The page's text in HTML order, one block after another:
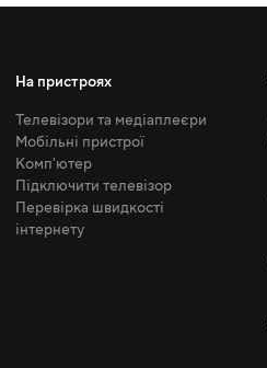
На пристроях
Телевізори та медіаплеєри
Мобільні пристрої
Комп'ютер
Підключити телевізор
Перевірка швидкості
інтернету